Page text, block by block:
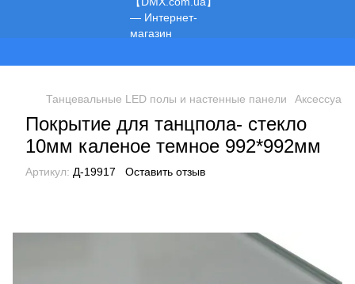
Танцевальные LED полы и настенные панели
Покрытие для танцпола- стекло
10мм каленое темное 992*992мм
Артикул: Д-19917 Оставить отзыв